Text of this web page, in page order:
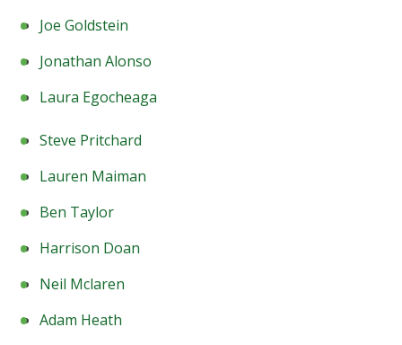
Joe Goldstein
Jonathan Alonso
Laura Egocheaga
Steve Pritchard
Lauren Maiman
Ben Taylor
Harrison Doan
Neil Mclaren
Adam Heath